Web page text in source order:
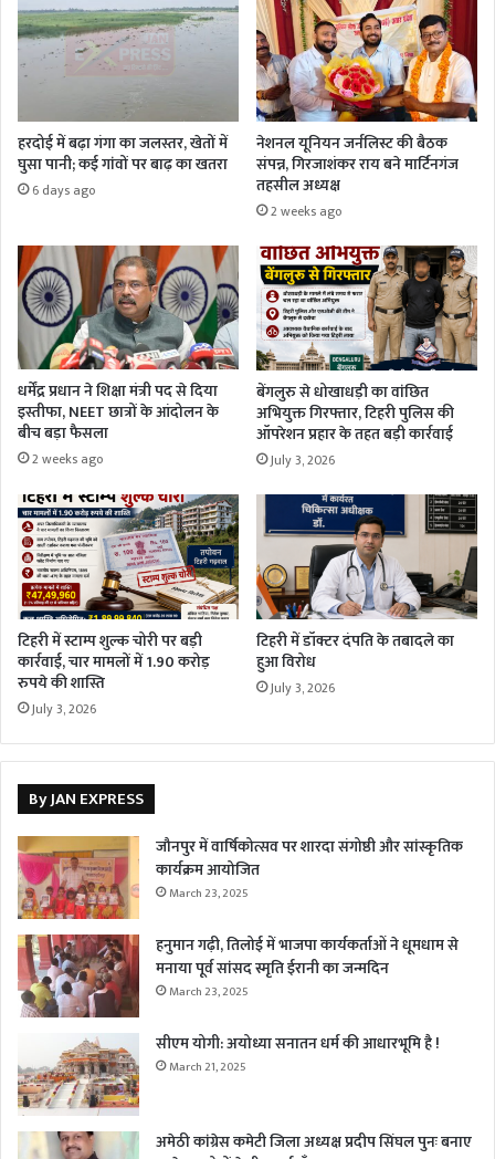
हरदोई में बढ़ा गंगा का जलस्तर, खेतों में
घुसा पानी; कई गांवों पर बाढ़ का खतरा
6 days ago
नेशनल यूनियन जर्नलिस्ट की बैठक
संपन्न, गिरजाशंकर राय बने मार्टिनगंज
तहसील अध्यक्ष
2 weeks ago
धर्मेंद्र प्रधान ने शिक्षा मंत्री पद से दिया
इस्तीफा, NEET छात्रों के आंदोलन के
बीच बड़ा फैसला
2 weeks ago
बेंगलुरु से धोखाधड़ी का वांछित
अभियुक्त गिरफ्तार, टिहरी पुलिस की
ऑपरेशन प्रहार के तहत बड़ी कार्रवाई
July 3, 2026
टिहरी में स्टाम्प शुल्क चोरी पर बड़ी
कार्रवाई, चार मामलों में 1.90 करोड़
रुपये की शास्ति
July 3, 2026
टिहरी में डॉक्टर दंपति के तबादले का
हुआ विरोध
July 3, 2026
By JAN EXPRESS
जौनपुर में वार्षिकोत्सव पर शारदा संगोष्ठी और सांस्कृतिक
कार्यक्रम आयोजित
March 23, 2025
हनुमान गढ़ी, तिलोई में भाजपा कार्यकर्ताओं ने धूमधाम से
मनाया पूर्व सांसद स्मृति ईरानी का जन्मदिन
March 23, 2025
सीएम योगी: अयोध्या सनातन धर्म की आधारभूमि है !
March 21, 2025
अमेठी कांग्रेस कमेटी जिला अध्यक्ष प्रदीप सिंघल पुनः बनाए